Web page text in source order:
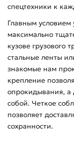
спецтехники к
Главным условием
максимально
кузове грузового
стальные ленты
знакомые нам
крепление
опрокидывания, а
собой. Четкое
позволяет
сохранности.